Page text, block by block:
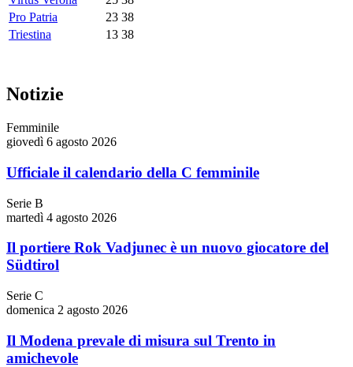
Pro Patria
23 38
Triestina
13 38
Notizie
Femminile
giovedì 6 agosto 2026
Ufficiale il calendario della C femminile
Serie B
martedì 4 agosto 2026
Il portiere Rok Vadjunec è un nuovo giocatore del
Südtirol
Serie C
domenica 2 agosto 2026
Il Modena prevale di misura sul Trento in
amichevole